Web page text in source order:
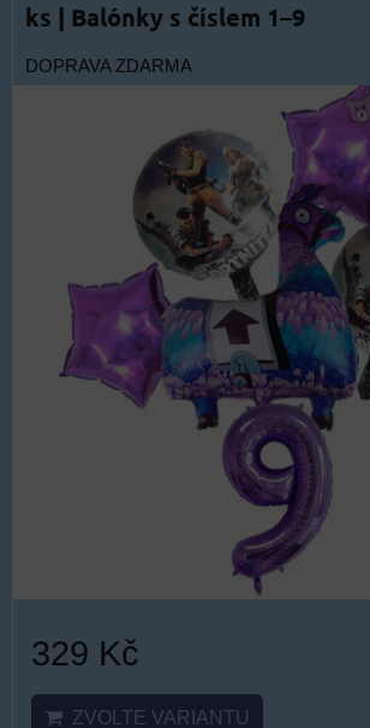
ks | Balónky s číslem 1–9
DOPRAVA ZDARMA
329 Kč
ZVOLTE VARIANTU